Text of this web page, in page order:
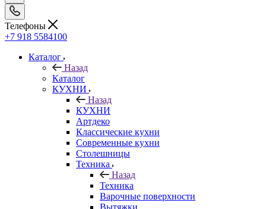
Телефоны
+7 918 5584100
Каталог
Назад
Каталог
КУХНИ
Назад
КУХНИ
Артдеко
Классические кухни
Современные кухни
Столешницы
Техника
Назад
Техника
Варочные поверхности
Вытяжки